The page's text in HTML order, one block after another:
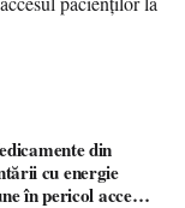
din
cu energie
în pericol accesul